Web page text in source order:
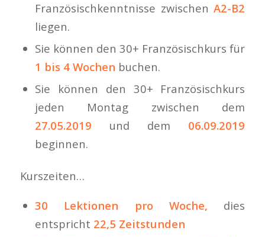
Französischkenntnisse zwischenA2-B2
liegen.
Sie können den 30+ Französischkurs für
1 bis 4 Wochen buchen.
Sie können den 30+ Französischkurs
jeden Montag zwischen dem
27.05.2019 und dem 06.09.2019
beginnen.
Kurszeiten…
30 Lektionen pro Woche, dies
entspricht 22,5 Zeitstunden